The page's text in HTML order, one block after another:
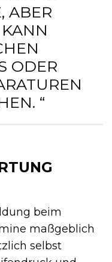
A
Z
V
GR
VER
“
beim
maßgeblich
selbst